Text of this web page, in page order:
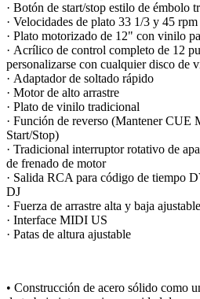
· Botón de start/stop estilo de émbolo
· Velocidades de plato 33 1/3 y 45 rpm
· Plato motorizado de 12" con vinilo
· Acrílico de control completo de 12
personalizarse con cualquier disco de
· Adaptador de soltado rápido
· Motor de alto arrastre
· Plato de vinilo tradicional
· Función de reverso (Mantener CUE
Start/Stop)
· Tradicional interruptor rotativo de
de frenado de motor
· Salida RCA para código de tiempo
DJ
· Fuerza de arrastre alta y baja ajustable
· Interface MIDI US
· Patas de altura ajustable
• Construcción de acero sólido como